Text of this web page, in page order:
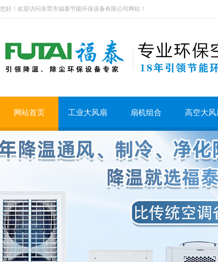
您好！欢迎访问东莞市福泰节能环保设备有限公司网站！
网站首页 工业大风扇 扇机组合 高空大风